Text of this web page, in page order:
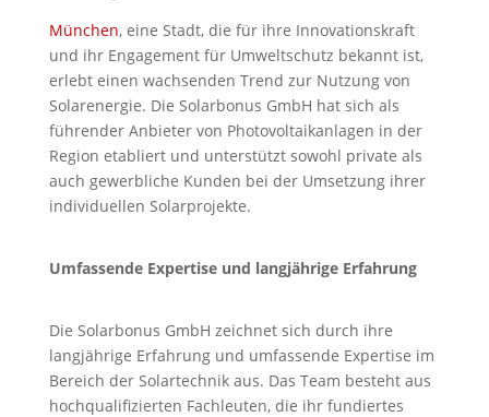
München, eine Stadt, die für ihre Innovationskraft
und ihr Engagement für Umweltschutz bekannt ist,
erlebt einen wachsenden Trend zur Nutzung von
Solarenergie. Die Solarbonus GmbH hat sich als
führender Anbieter von Photovoltaikanlagen in der
Region etabliert und unterstützt sowohl private als
auch gewerbliche Kunden bei der Umsetzung ihrer
individuellen Solarprojekte.
Umfassende Expertise und langjährige Erfahrung
Die Solarbonus GmbH zeichnet sich durch ihre
langjährige Erfahrung und umfassende Expertise im
Bereich der Solartechnik aus. Das Team besteht aus
hochqualifizierten Fachleuten, die ihr fundiertes